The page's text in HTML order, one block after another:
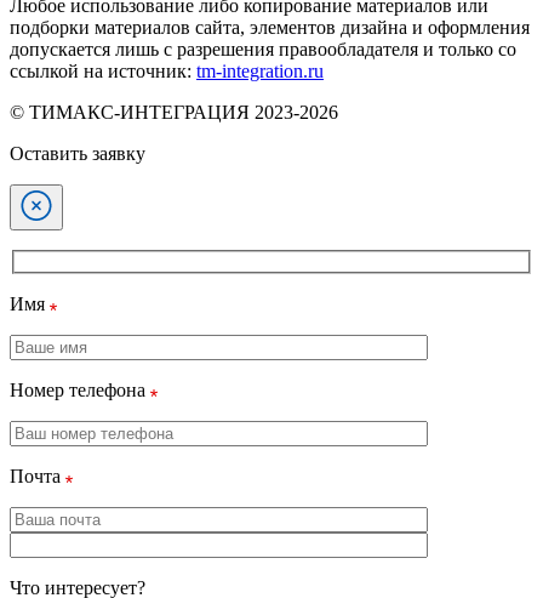
Любое использование либо копирование материалов или
подборки материалов сайта, элементов дизайна и оформления
допускается лишь с разрешения правообладателя и только со
ссылкой на источник: tm-integration.ru
© ТИМАКС-ИНТЕГРАЦИЯ 2023-2026
Оставить заявку
Имя
Номер телефона
Почта
Что интересует?